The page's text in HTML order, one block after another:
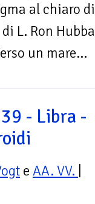
al chiaro
L. Ron
un mare...
- Libra -
e AA. VV.